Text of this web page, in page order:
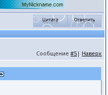
Сообщение#5 | Наверх